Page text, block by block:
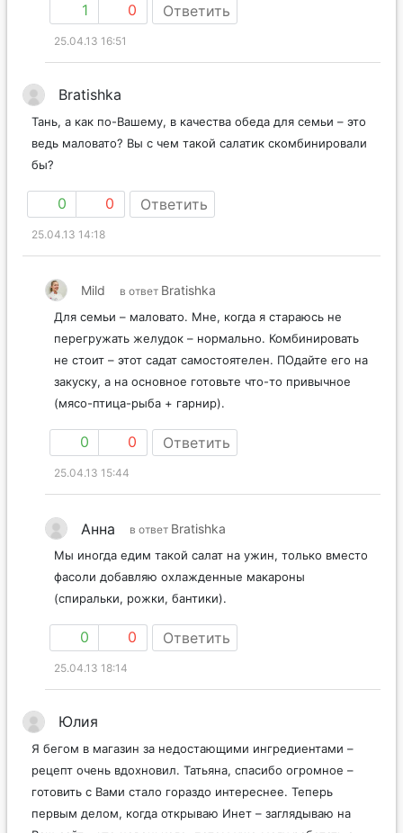
1 0 Ответить
25.04.13 16:51
Bratishka
Тань, а как по-Вашему, в качества обеда для семьи – это
ведь маловато? Вы с чем такой салатик скомбинировали
бы?
0 0 Ответить
25.04.13 14:18
Mild в ответ Bratishka
Для семьи – маловато. Мне, когда я стараюсь не
перегружать желудок – нормально. Комбинировать
не стоит – этот садат самостоятелен. ПОдайте его на
закуску, а на основное готовьте что-то привычное
(мясо-птица-рыба + гарнир).
0 0 Ответить
25.04.13 15:44
Анна в ответ Bratishka
Мы иногда едим такой салат на ужин, только вместо
фасоли добавляю охлажденные макароны
(спиральки, рожки, бантики).
0 0 Ответить
25.04.13 18:14
Юлия
Я бегом в магазин за недостающими ингредиентами –
рецепт очень вдохновил. Татьяна, спасибо огромное –
готовить с Вами стало гораздо интереснее. Теперь
первым делом, когда открываю Инет – заглядываю на